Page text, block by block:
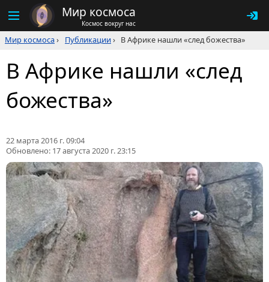
Мир космоса
Космос вокруг нас
Мир космоса› Публикации› В Африке нашли «след божества»
В Африке нашли «след
божества»
22 марта 2016 г. 09:04
Обновлено: 17 августа 2020 г. 23:15